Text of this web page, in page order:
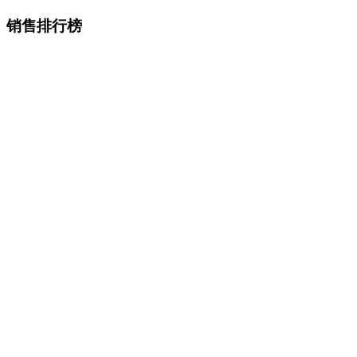
销售排行榜